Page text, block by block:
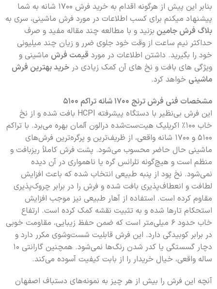
بنابر این پیش از هرگونه اقدام به خرید فرش 1700 شانه به شما
پیشنهاد میکنم برای کسب اطلاعات در مورد فرش ماشینی، سری به
بلاگ فرش جامین بزنید و با مطالعه چند مقاله مفید و صرف
حداکثر نیم ساعت از وقت خود جلوی ضرر و زیان چند میلیونی
خود را بگیرید. داشتن اطلاعات در مورد قیمت فرش ماشینی و
ویژگی های بافت و نخ های آن کمک زیادی در خرید بهترین فرش
ماشینی خواهد کرد.
مشخصات فنی فرش ترنج ۱۷۰۰ شانه تراکم ۵۱۰۰
این فرش بی‌نظیر با دستگاه پیشرفته HCPI بافت شده و از نخ
خاب ۱۰۰٪ اکریلیک هیت‌ست‌شده درالون آلمان بهره می‌برد. با تراکم
۵۱۰۰ و ۱۷۰۰ شانه واقعی، از ظریف‌ترین و پرگره‌ترین فرش‌های
ماشینی حال حاضر محسوب می‌شود. پشت فرش کاملاً ریزبافت و
منظم است و هیچ‌گونه تلرانس گره یا ناهمواری در آن دیده
نمی‌شود. نخ پود از پنبه طبیعی انتخاب شده که باعث افزایش
لطافت و انعطاف‌پذیری بافت شده و فرش را در برابر چروک‌پذیری
مقاوم کرده است. استفاده از آهار طبیعی نیز موجب افزایش
استحکام تارها شده و به تثبیت نقشه کمک کرده است. ارتفاع
خاب حدود ۶ میلی‌متر است که ضمن حفظ زیبایی، مقاومت خوبی
در برابر کوبیدگی دارد. این فرش قابلیت شست‌وشوی مکرر دارد و
دچار گسستگی یا کدر شدن رنگ‌ها نمی‌شود. همچنین گارانتی ۱۰
ساله واقعی، خیال خریدار را از بابت کیفیت آسوده می‌کند.
آنچه این فرش را بیش از هر چیز به نمونه‌های دستباف اصفهان